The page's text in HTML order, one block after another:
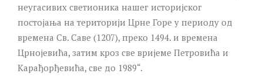
неугасивих светионика нашег историјског
постојања на територији Црне Горе у периоду од
времена Св. Саве (1207), преко 1494. и времена
Црнојевића, затим кроз све вријеме Петровића и
Карађорђевића, све до 1989“.